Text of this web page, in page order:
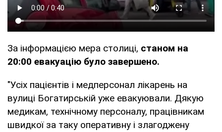
За інформацією мера столиці, станом на
20:00 евакуацію було завершено.
"Усіх пацієнтів і медперсонал лікарень на
вулиці Богатирській уже евакуювали. Дякую
медикам, технічному персоналу, працівникам
швидкої за таку оперативну і злагоджену